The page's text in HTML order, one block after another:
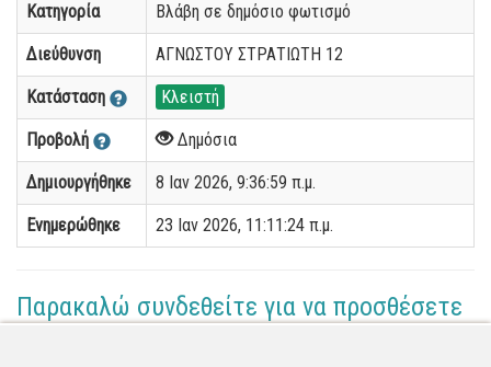
Κατηγορία Βλάβη σε δημόσιο φωτισμό
Διεύθυνση ΑΓΝΩΣΤΟΥ ΣΤΡΑΤΙΩΤΗ 12
Κατάσταση Κλειστή
Προβολή Δημόσια
Δημιουργήθηκε 8 Ιαν 2026, 9:36:59 π.μ.
Ενημερώθηκε 23 Ιαν 2026, 11:11:24 π.μ.
Παρακαλώ συνδεθείτε για να προσθέσετε